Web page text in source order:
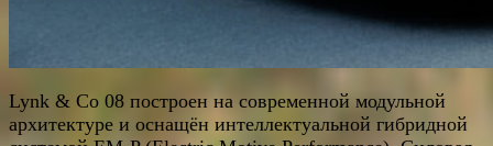
Lynk & Co 08 построен на современной модульной
архитектуре и оснащён интеллектуальной гибридной